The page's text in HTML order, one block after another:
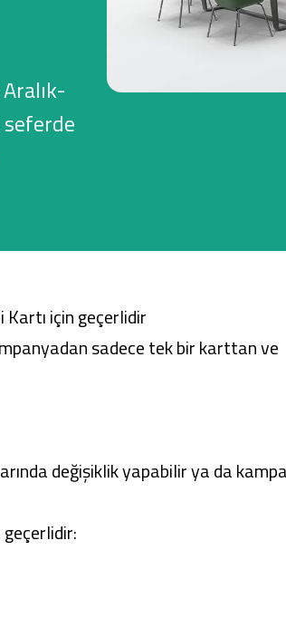
seferde
için geçerlidir
sadece tek bir karttan ve
değişiklik yapabilir ya da